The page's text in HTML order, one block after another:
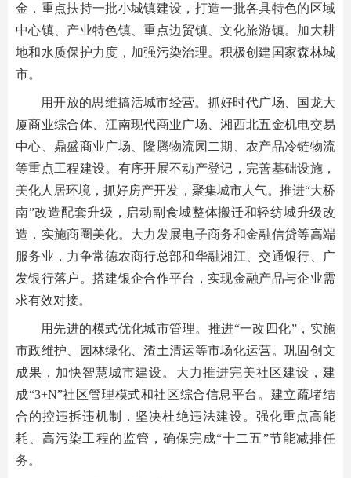
金，重点扶持一批小城镇建设，打造一批各具特色的区域
中心镇、产业特色镇、重点边贸镇、文化旅游镇。加大耕
地和水质保护力度，加强污染治理。积极创建国家森林城
市。
用开放的思维搞活城市经营。抓好时代广场、国龙大
厦商业综合体、江南现代商业广场、湘西北五金机电交易
中心、鼎盛商业广场、隆腾物流园二期、农产品冷链物流
等重点工程建设。有序开展不动产登记，完善基础设施，
美化人居环境，抓好房产开发，聚集城市人气。推进“大桥
南”改造配套升级，启动副食城整体搬迁和轻纺城升级改
造，实施商圈美化。大力发展电子商务和金融信贷等高端
服务业，力争常德农商行总部和华融湘江、交通银行、广
发银行落户。搭建银企合作平台，实现金融产品与企业需
求有效对接。
用先进的模式优化城市管理。推进“一改四化”，实施
市政维护、园林绿化、渣土清运等市场化运营。巩固创文
成果，加快智慧城市建设。大力推进完美社区建设，建
成“3+N”社区管理模式和社区综合信息平台。建立疏堵结
合的控违拆违机制，坚决杜绝违法建设。强化重点高能
耗、高污染工程的监管，确保完成“十二五”节能减排任
务。